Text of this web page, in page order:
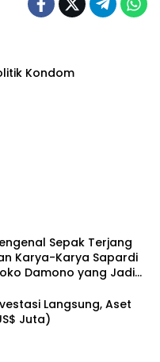
Kondom
Sepak Terjang
Karya-Karya Sapardi
Damono yang Jadi
Langsung, Aset
Juta)